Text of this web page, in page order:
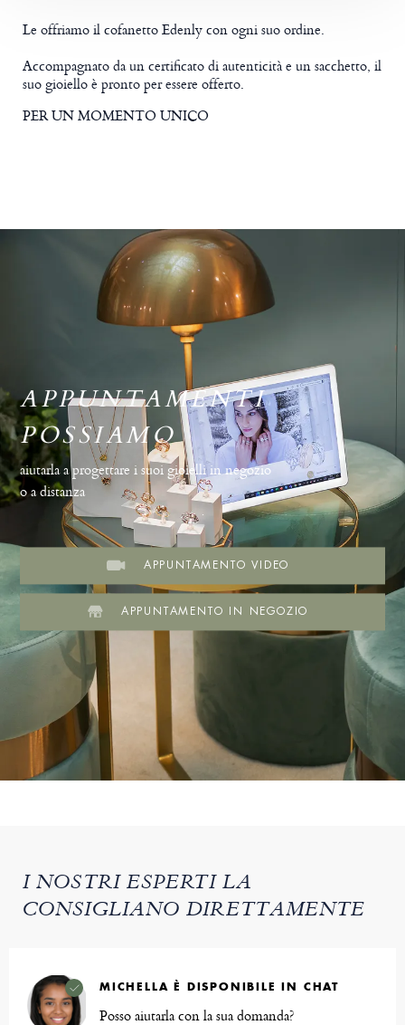
Le offriamo il cofanetto Edenly con ogni suo ordine.
Accompagnato da un certificato di autenticità e un sacchetto, il
suo gioiello è pronto per essere offerto.
PER UN MOMENTO UNICO
APPUNTAMENTI
POSSIAMO
aiutarla a progettare i suoi gioielli in negozio
o a distanza
.
APPUNTAMENTO VIDEO
APPUNTAMENTO IN NEGOZIO
I NOSTRI ESPERTI LA
CONSIGLIANO DIRETTAMENTE
MICHELLA È DISPONIBILE IN CHAT
Posso aiutarla con la sua domanda?